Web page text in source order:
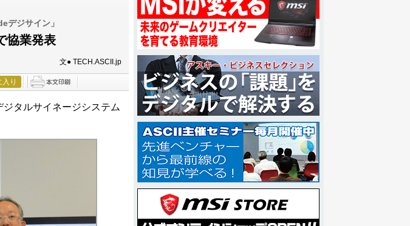
デジサイン」
協業発表
文● TECH.ASCII.jp
入り
タルサイネージシステム